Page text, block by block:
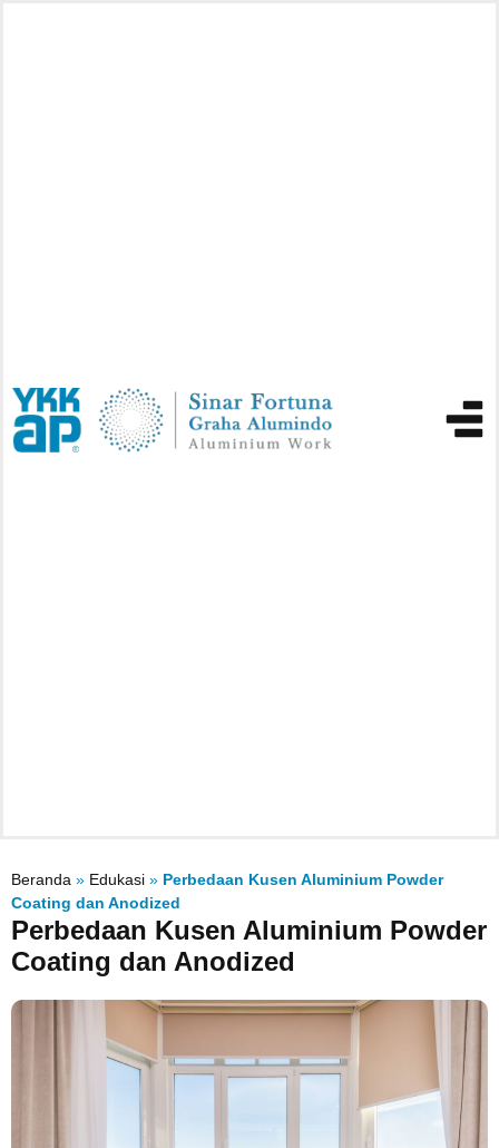
Beranda » Edukasi » Perbedaan Kusen Aluminium Powder
Coating dan Anodized
Perbedaan Kusen Aluminium Powder
Coating dan Anodized